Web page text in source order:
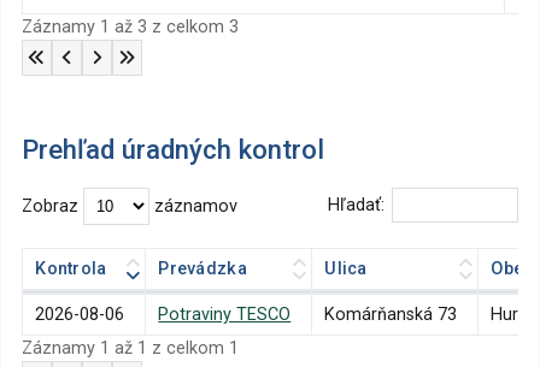
Záznamy 1 až 3 z celkom 3
Prehľad úradných kontrol
Zobraz záznamov Hľadať:
Kontrola Prevádzka Ulica
Obec
Kontrola
Prevádzka Ulica Obec
2026-08-06 Potraviny TESCO Komárňanská 73
Záznamy 1 až 1 z celkom 1